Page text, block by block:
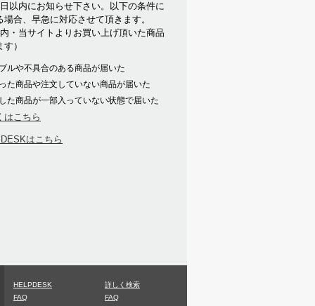
以内にお知らせ下さい。以下の条件に
場合、早急に対応させて頂きます。
・当サイトよりお買い上げ頂いた商品
）
ルや不具合のある商品が届いた
た商品や注文していない商品が届いた
た商品が一部入っていない状態で届いた
こちら
はこちら
HELPDESK
FAQ
詳しく検索
FAQ